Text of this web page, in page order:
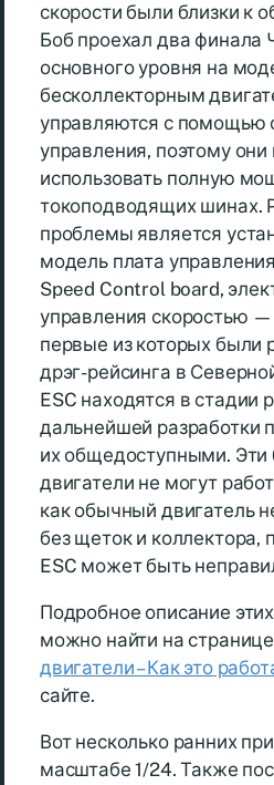
скорости были близки к
Боб проехал два финала
основного уровня на
бесколлекторным
управляются с помощью
управления, поэтому
использовать полную
токоподводящих шинах.
проблемы является
модель плата
Speed Control board,
управления скоростью —
первые из которых были
дрэг-рейсинга в
ESC находятся в стадии
дальнейшей разработки
их общедоступными. Эти
двигатели не могут
как обычный двигатель
без щеток и коллектора,
ESC может быть
Подробное описание
можно найти на странице
двигатели – Как это
сайте.
Вот несколько ранних
масштабе 1/24. Также